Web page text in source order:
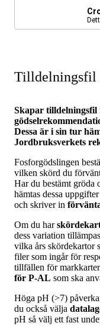
Tilldelningsfil
Skapar
Dessa är i sin tur
Jordbruksverkets
Fosforgödslingen
vilken skörd du
Har du bestämt gröda
hämtas dessa
och skriver in
Om du har
dess variation
vilka års skördekartor
filer som ingår för
tillfällen för
för P-AL som ska
Höga pH (>7)
du också välja
pH så välj ett fast